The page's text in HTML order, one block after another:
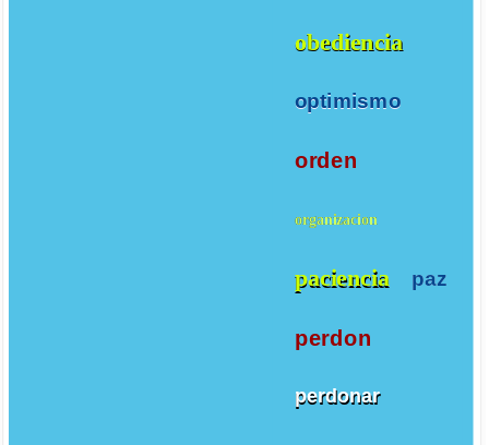
obediencia
optimismo
orden
organizacion
paciencia paz
perdon
perdonar